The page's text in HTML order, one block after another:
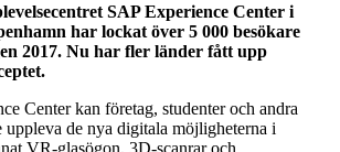
SAP Experience Center i
har lockat över 5 000 besökare
2017. Nu har fler länder fått upp
Center kan företag, studenter och andra
uppleva de nya digitala möjligheterna i
VR-glasögon, 3D-scanrar och